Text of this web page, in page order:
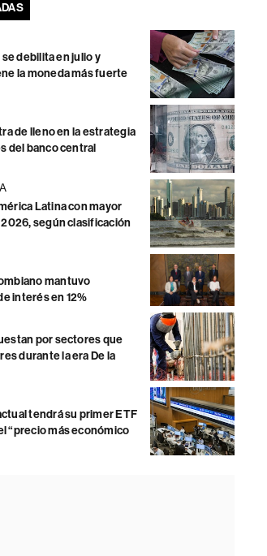
debilita en julio y
la moneda más fuerte
de lleno en la estrategia
del banco central
Latina con mayor
según clasificación
mantuvo
interés en 12%
por sectores que
durante la era De la
tendrá su primer ETF
“precio más económico